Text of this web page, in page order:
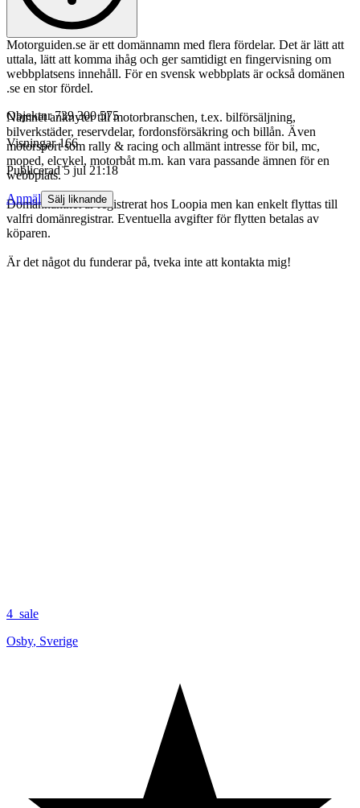
Motorguiden.se är ett domännamn med flera fördelar. Det är lätt att
uttala, lätt att komma ihåg och ger samtidigt en fingervisning om
webbplatsens innehåll. För en svensk webbplats är också domänen
.se en stor fördel.
Namnet anknyter till motorbranschen, t.ex. bilförsäljning,
bilverkstäder, reservdelar, fordonsförsäkring och billån. Även
motorsport som rally & racing och allmänt intresse för bil, mc,
moped, elcykel, motorbåt m.m. kan vara passande ämnen för en
webbplats.
Domännamnet är registrerat hos Loopia men kan enkelt flyttas till
valfri domänregistrar. Eventuella avgifter för flytten betalas av
köparen.
Är det något du funderar på, tveka inte att kontakta mig!
Objektnr 739 300 575
Visningar 166
Publicerad 5 jul 21:18
Anmäl Sälj liknande
4_sale
Osby, Sverige